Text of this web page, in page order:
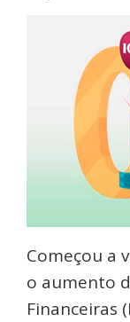
Começou a
o aumento
Financeiras